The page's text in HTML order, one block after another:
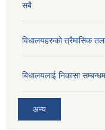
सबै
विधालयहरुकाे त्रैमासिक
बिधालयलाई निकासा
अन्य